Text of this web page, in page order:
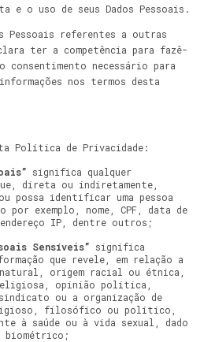
e o uso de seus Dados Pessoais.
Pessoais referentes a outras
ter a competência para fazê-
necessário para
nos termos desta
Política de Privacidade:
significa qualquer
direta ou indiretamente,
possa identificar uma pessoa
por exemplo, nome, CPF, data de
IP, dentre outros;
Sensíveis” significa
que revele, em relação a
natural, origem racial ou étnica,
opinião política,
ou a organização de
filosófico ou político,
à saúde ou à vida sexual, dado
biométrico;